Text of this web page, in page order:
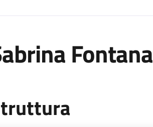
Fontana